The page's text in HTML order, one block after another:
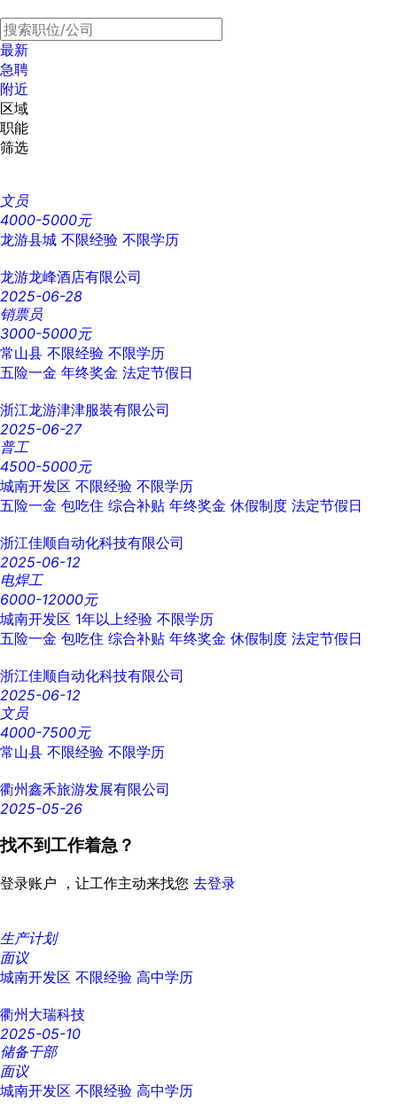
最新
急聘
附近
区域
职能
筛选
文员
4000-5000元
龙游县城 不限经验 不限学历
龙游龙峰酒店有限公司
2025-06-28
销票员
3000-5000元
常山县 不限经验 不限学历
五险一金 年终奖金 法定节假日
浙江龙游津津服装有限公司
2025-06-27
普工
4500-5000元
城南开发区 不限经验 不限学历
五险一金 包吃住 综合补贴 年终奖金 休假制度 法定节假日
浙江佳顺自动化科技有限公司
2025-06-12
电焊工
6000-12000元
城南开发区 1年以上经验 不限学历
五险一金 包吃住 综合补贴 年终奖金 休假制度 法定节假日
浙江佳顺自动化科技有限公司
2025-06-12
文员
4000-7500元
常山县 不限经验 不限学历
衢州鑫禾旅游发展有限公司
2025-05-26
找不到工作着急？
登录账户 ，让工作主动来找您 去登录
生产计划
面议
城南开发区 不限经验 高中学历
衢州大瑞科技
2025-05-10
储备干部
面议
城南开发区 不限经验 高中学历